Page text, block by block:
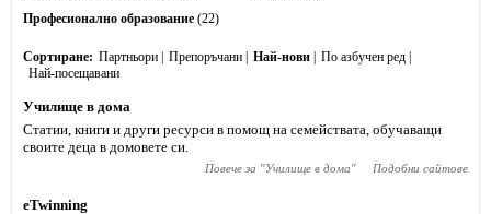
Професионално образование (22)
Сортиране Партньори Препоръчани Най-нови
По азбучен ред
Най-посещавани
Училище в дома
Статии, книги и други ресурси в помощ на семействата, обучаващи
своите деца в домовете си.
Повече за "Училище в дома" Подобни сайтове
eTwinning